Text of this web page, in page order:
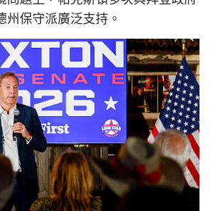
保守派廣泛支持。